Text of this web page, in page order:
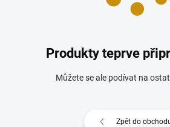
Produkty teprve
Můžete se ale podívat na
Zpět do